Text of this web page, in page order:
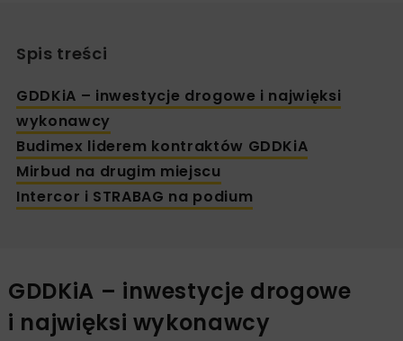
Spis treści
GDDKiA – inwestycje drogowe i najwięksi
wykonawcy
Budimex liderem kontraktów GDDKiA
Mirbud na drugim miejscu
Intercor i STRABAG na podium
GDDKiA – inwestycje drogowe
i najwięksi wykonawcy